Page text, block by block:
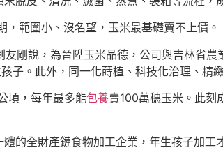
範圍小、沒名望，玉米最基礎賣不上價。
友剛說，為晉陞玉米品德，公司與吉林省
子。此外，同一化蒔植、科技化治理、精
頃，每年最多能包養賣100萬穗玉米。此刻
的全財產鏈食物加工企業，年生孩子加